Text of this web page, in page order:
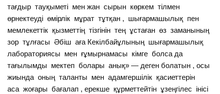
тағдыр тауқыметі мен жан сырын көркем тілмен
өрнектеуді өмірлік мұрат тұтқан , шығармашылық пен
мемлекеттік қызметтің тізгінін тең ұстаған өз заманының
зор тұлғасы Әбіш аға Кекілбайұлының шығармашылық
лабораториясы мен ғұмырнамасы кімге болса да
тағылымды мектеп болары анық» — деген болатын , осы
жиында оның таланты мен адамгершілік қасиеттерін
аса жоғары бағалап , ерекше құрметтейтін ұзеңгілес інісі